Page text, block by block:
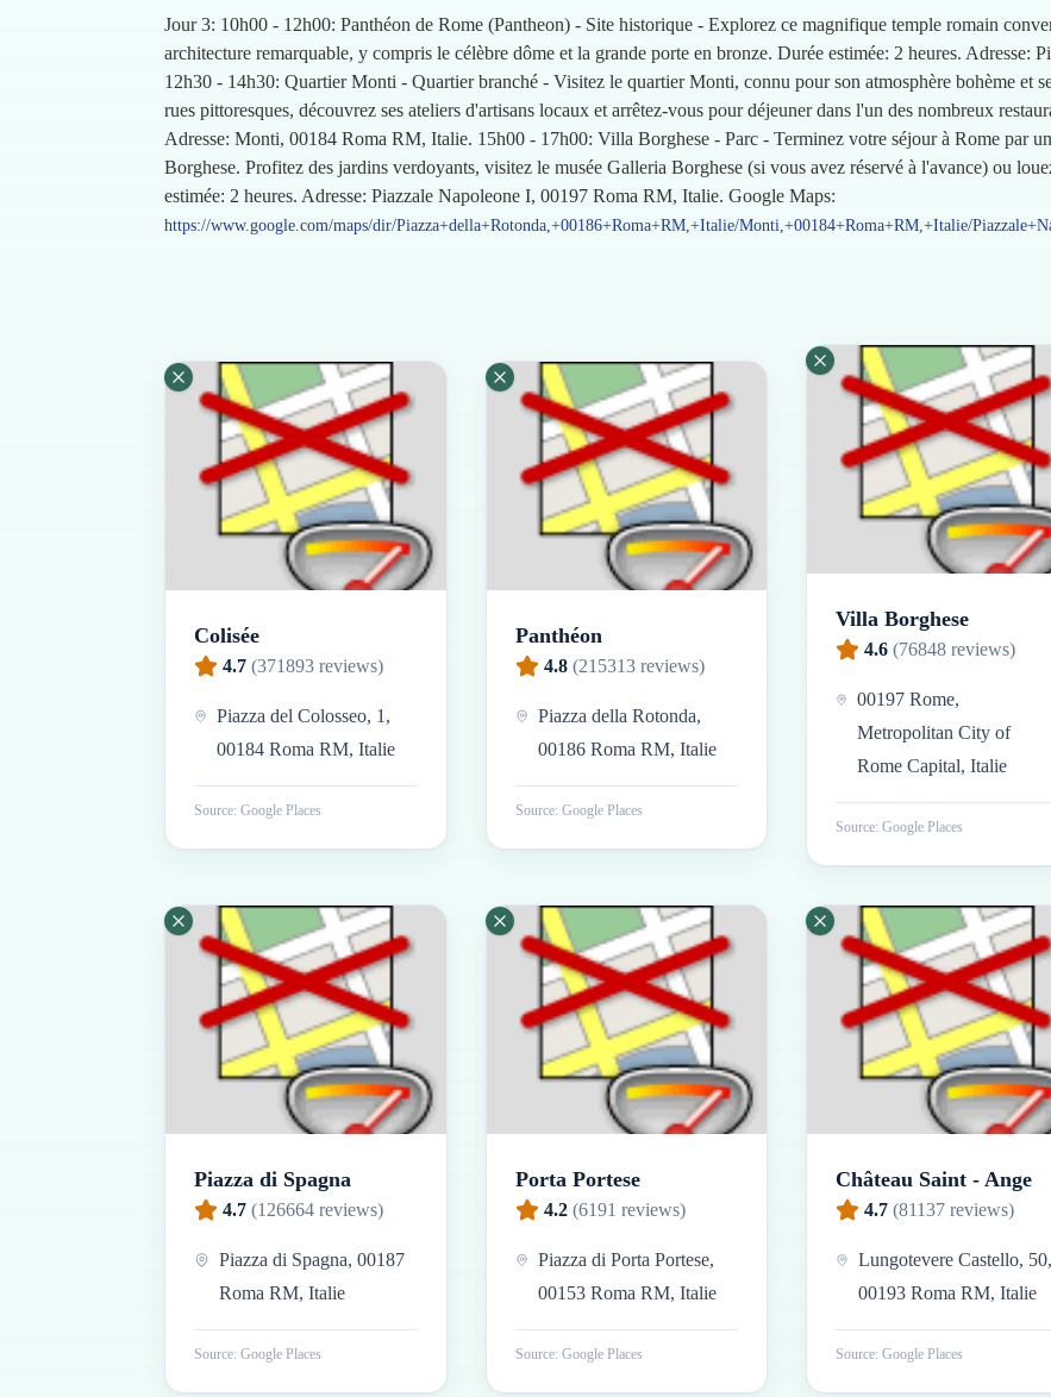
Jour 3: 10h00 - 12h00: Panthéon de Rome (Pantheon) - Site historique - Explorez ce magnifique temple romain
architecture remarquable, y compris le célèbre dôme et la grande porte en bronze. Durée estimée: 2 heures. Adresse:
12h30 - 14h30: Quartier Monti - Quartier branché - Visitez le quartier Monti, connu pour son atmosphère bohème et
rues pittoresques, découvrez ses ateliers d'artisans locaux et arrêtez-vous pour déjeuner dans l'un des nombreux
Adresse: Monti, 00184 Roma RM, Italie. 15h00 - 17h00: Villa Borghese - Parc - Terminez votre séjour à Rome par
Borghese. Profitez des jardins verdoyants, visitez le musée Galleria Borghese (si vous avez réservé à l'avance) ou
estimée: 2 heures. Adresse: Piazzale Napoleone I, 00197 Roma RM, Italie. Google Maps:
https://www.google.com/maps/dir/Piazza+della+Rotonda,+00186+Roma+RM,+Italie/Monti,+00184+Roma+RM,+Italie/
Colisée
4.7 (371893 reviews)
Piazza del Colosseo, 1,
00184 Roma RM, Italie
Source: Google Places
Panthéon
4.8 (215313reviews)
Piazza della Rotonda,
00186 Roma RM, Italie
Source: Google Places
Villa Borghese
4.6 (76848 reviews)
00197 Rome,
Metropolitan City of
Rome Capital, Italie
Source: Google Places
Piazza di Spagna
4.7 (126664 reviews)
Piazza di Spagna, 00187
Roma RM, Italie
Source: Google Places
Porta Portese
4.2 (6191 reviews)
Piazza di Porta Portese,
00153 Roma RM, Italie
Source: Google Places
Château Saint - Ange
4.7 (81137 reviews)
Lungotevere Castello, 50,
00193 Roma RM, Italie
Source: Google Places